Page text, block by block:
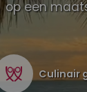
op een
Culinair